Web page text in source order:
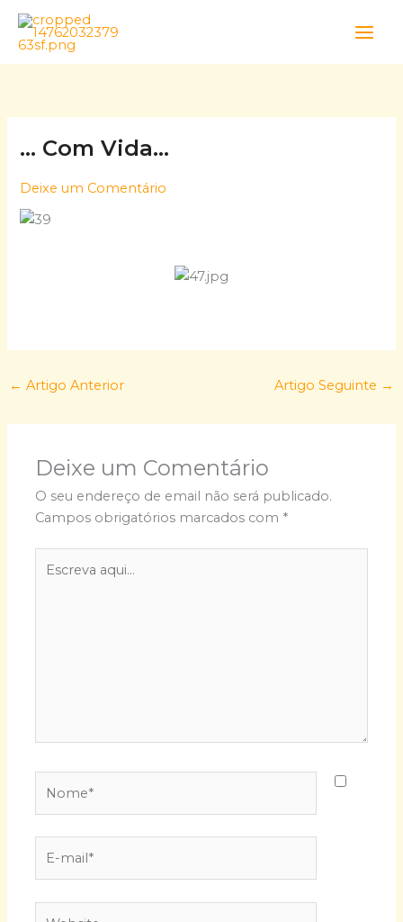
Skip
content
… Com Vida…
Deixe um Comentário
← Artigo Anterior Artigo Seguinte →
Deixe um Comentário
O seu endereço de email não será publicado.
Campos obrigatórios marcados com *
aqui...
mail*